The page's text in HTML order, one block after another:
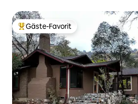
Beliebter Gäste-Favorit.
Gäste-Favorit